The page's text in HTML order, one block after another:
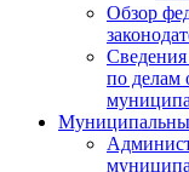
Обзор
по делам